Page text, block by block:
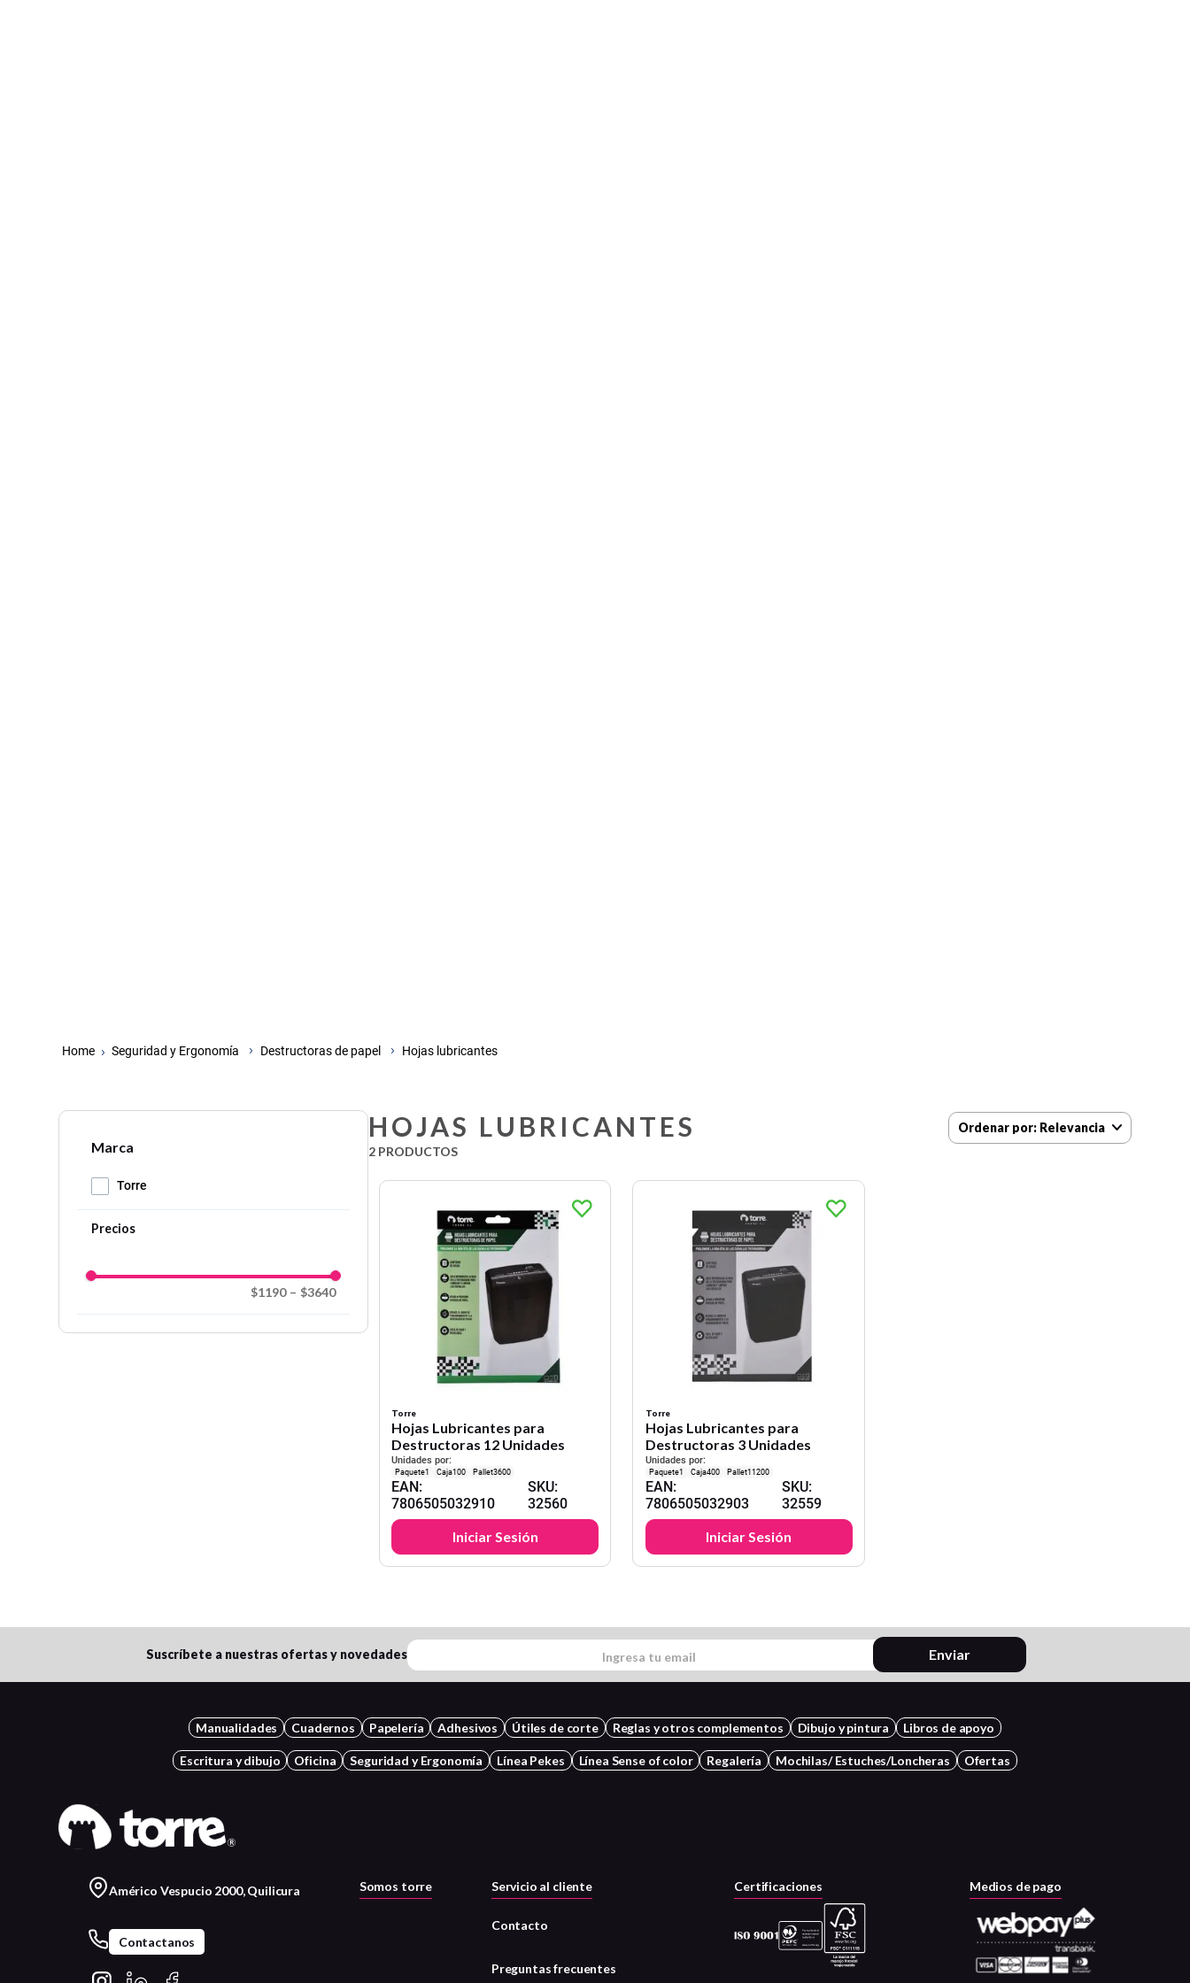
Seguridad y Ergonomía Destructoras de papel Hojas lubricantes
Marca
Torre
$1190 – $3640
HOJAS LUBRICANTES Ordenar por Relevancia
2 PRODUCTOS
Torre
Hojas Lubricantes para
Destructoras 12 Unidades
Unidades por:
1 100 3600
EAN:
7806505032910
SKU:
32560
Iniciar Sesión
Torre
Hojas Lubricantes para
Destructoras 3 Unidades
Unidades por:
1 400 11200
EAN:
7806505032903
SKU:
32559
Iniciar Sesión
Suscríbete a nuestras ofertas y novedades Enviar
Manualidades Cuadernos Papelería Adhesivos Útiles de corte Reglas y otros complementos Dibujo y pintura Libros de apoyo
Escritura y dibujo Oficina Seguridad y Ergonomía Línea Pekes Línea Sense of color Regalería Mochilas/ Estuches/Loncheras Ofertas
Américo Vespucio 2000, Quilicura
Contactanos
Somos torre Servicio al cliente
Contacto
Preguntas frecuentes
Certificaciones Medios de pago